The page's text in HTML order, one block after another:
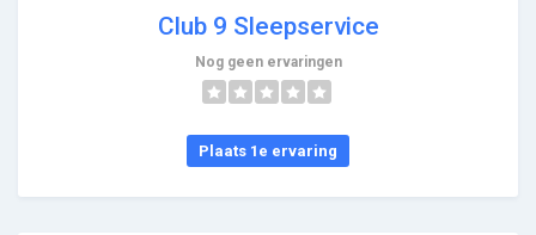
Club 9 Sleepservice
Nog geen ervaringen
Plaats 1e ervaring